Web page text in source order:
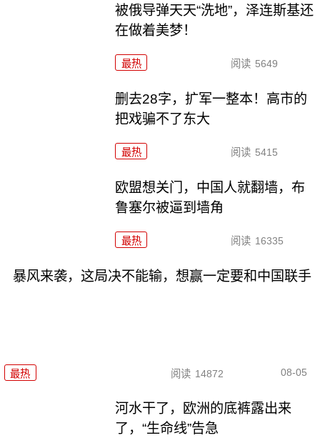
被俄导弹天天“洗地”，泽连斯基还
在做着美梦！
最热 阅读 5649
删去28字，扩军一整本！高市的
把戏骗不了东大
最热 阅读 5415
欧盟想关门，中国人就翻墙，布
鲁塞尔被逼到墙角
最热 阅读 16335
暴风来袭，这局决不能输，想赢一定要和中国联手
最热 阅读 14872 08-05
河水干了，欧洲的底裤露出来
了，“生命线”告急